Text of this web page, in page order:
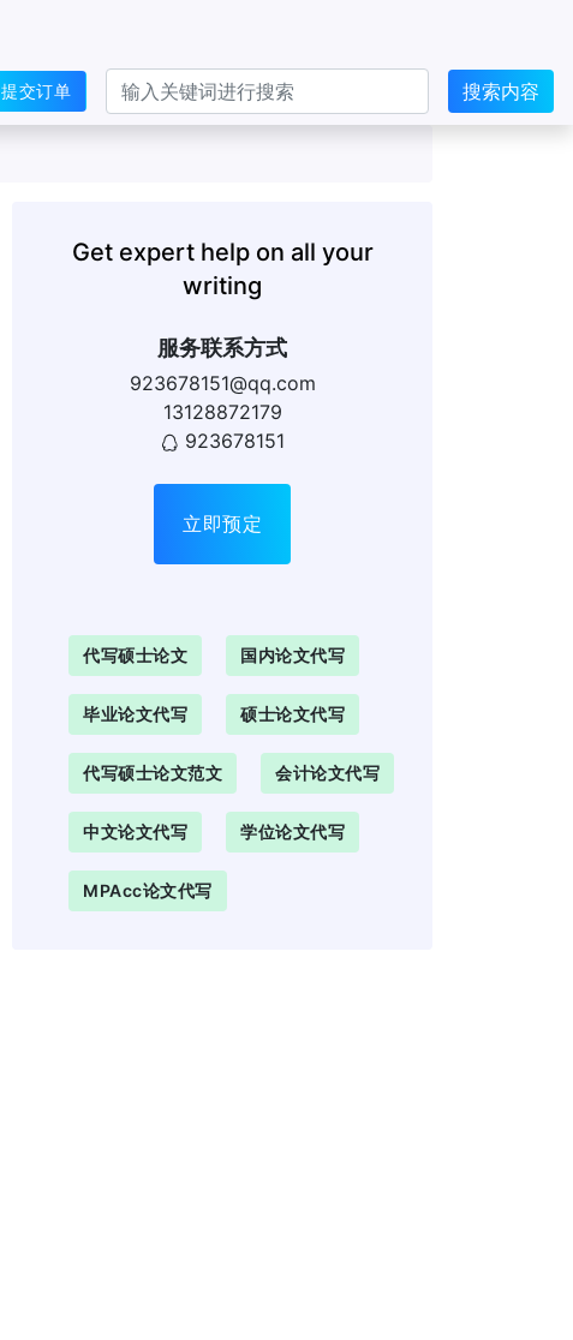
搜索内容
提交订单
Get expert help on all your
writing
服务联系方式
923678151@qq.com
13128872179
923678151
立即预定
代写硕士论文 国内论文代写
毕业论文代写 硕士论文代写
代写硕士论文范文 会计论文代写
中文论文代写 学位论文代写
MPAcc论文代写